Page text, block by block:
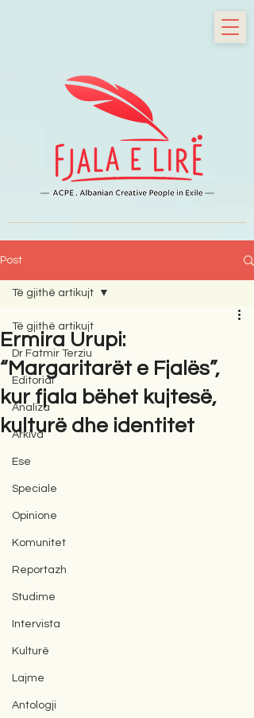
Post
Të gjithë artikujt
Dr Fatmir Terziu
Editorial
Analiza
Arkiva
Ese
Speciale
Opinione
Komunitet
Reportazh
Studime
Intervista
Kulturë
Lajme
Antologji
Të gjithë artikujt
Ermira Urupi:
“Margaritarët e Fjalës”,
kur fjala bëhet kujtesë,
kulturë dhe identitet